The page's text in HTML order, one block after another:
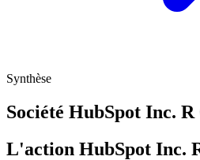
Synthèse
Société HubSpot Inc. R
L'action HubSpot Inc.